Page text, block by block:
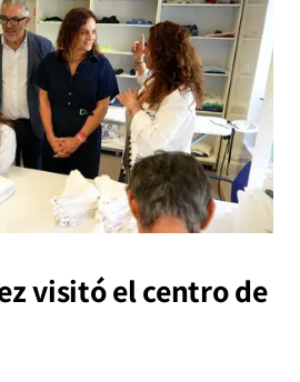
visitó el centro de